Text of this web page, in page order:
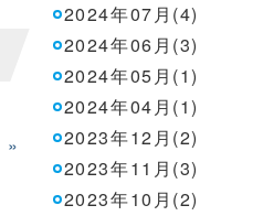
»
2024年07月(4)
2024年06月(3)
2024年05月(1)
2024年04月(1)
2023年12月(2)
2023年11月(3)
2023年10月(2)